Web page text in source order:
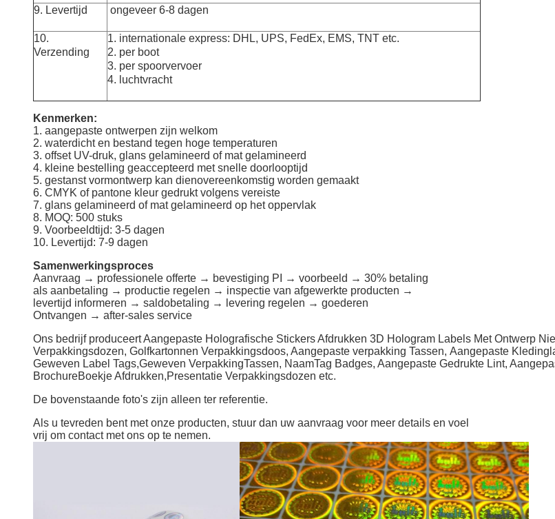
9. Levertijd ongeveer 6-8 dagen
10.
Verzending
1. internationale express: DHL, UPS, FedEx, EMS, TNT etc.
2. per boot
3. per spoorvervoer
4. luchtvracht
Kenmerken:
1. aangepaste ontwerpen zijn welkom
2. waterdicht en bestand tegen hoge temperaturen
3. offset UV-druk, glans gelamineerd of mat gelamineerd
4. kleine bestelling geaccepteerd met snelle doorlooptijd
5. gestanst vormontwerp kan dienovereenkomstig worden gemaakt
6. CMYK of pantone kleur gedrukt volgens vereiste
7. glans gelamineerd of mat gelamineerd op het oppervlak
8. MOQ: 500 stuks
9. Voorbeeldtijd: 3-5 dagen
10. Levertijd: 7-9 dagen
Samenwerkingsproces
Aanvraag → professionele offerte → bevestiging PI → voorbeeld → 30% betaling
als aanbetaling → productie regelen → inspectie van afgewerkte producten →
levertijd informeren → saldobetaling → levering regelen → goederen
Ontvangen → after-sales service
Ons bedrijf produceert Aangepaste Holografische Stickers Afdrukken 3D Hologram Labels Met Ontwerp
Verpakkingsdozen, Golfkartonnen Verpakkingsdoos, Aangepaste verpakking Tassen, Aangepaste
Geweven Label Tags,Geweven VerpakkingTassen, NaamTag Badges, Aangepaste Gedrukte Lint,
BrochureBoekje Afdrukken,Presentatie Verpakkingsdozen etc.
De bovenstaande foto's zijn alleen ter referentie.
Als u tevreden bent met onze producten, stuur dan uw aanvraag voor meer details en voel
vrij om contact met ons op te nemen.